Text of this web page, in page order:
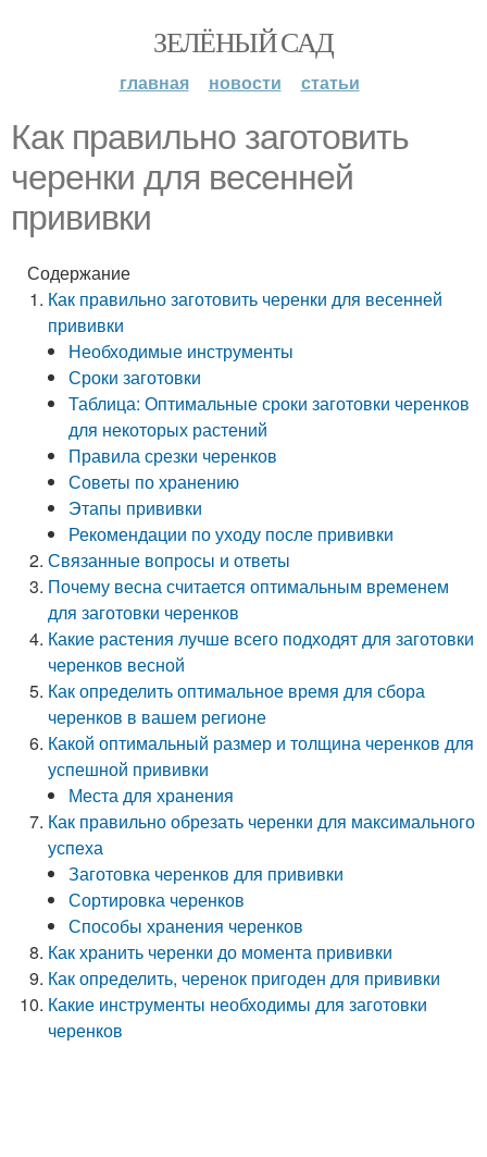
ЗЕЛЁНЫЙ САД
главная новости статьи
Как правильно заготовить
черенки для весенней
прививки
Содержание
Как правильно заготовить черенки для весенней
прививки
Необходимые инструменты
Сроки заготовки
Таблица: Оптимальные сроки заготовки черенков
для некоторых растений
Правила срезки черенков
Советы по хранению
Этапы прививки
Рекомендации по уходу после прививки
Связанные вопросы и ответы
Почему весна считается оптимальным временем
для заготовки черенков
Какие растения лучше всего подходят для заготовки
черенков весной
Как определить оптимальное время для сбора
черенков в вашем регионе
Какой оптимальный размер и толщина черенков для
успешной прививки
Места для хранения
Как правильно обрезать черенки для максимального
успеха
Заготовка черенков для прививки
Сортировка черенков
Способы хранения черенков
Как хранить черенки до момента прививки
Как определить, черенок пригоден для прививки
Какие инструменты необходимы для заготовки
черенков